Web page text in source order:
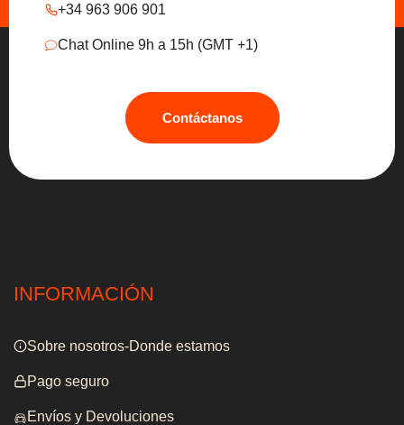
+34 963 906 901
Chat Online 9h a 15h (GMT +1)
Contáctanos
INFORMACIÓN
Sobre nosotros-Donde estamos
Pago seguro
Envíos y Devoluciones